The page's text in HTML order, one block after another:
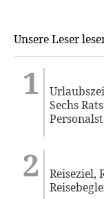
Unsere Leser
Sechs
Reiseziel,